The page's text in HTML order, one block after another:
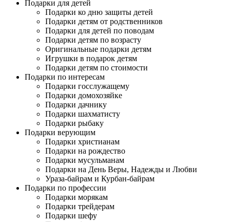
Подарки для детей
Подарки ко дню защиты детей
Подарки детям от родственников
Подарки для детей по поводам
Подарки детям по возрасту
Оригинальные подарки детям
Игрушки в подарок детям
Подарки детям по стоимости
Подарки по интересам
Подарки госслужащему
Подарки домохозяйке
Подарки дачнику
Подарки шахматисту
Подарки рыбаку
Подарки верующим
Подарки христианам
Подарки на рождество
Подарки мусульманам
Подарки на День Веры, Надежды и Любви
Ураза-байрам и Курбан-байрам
Подарки по профессии
Подарки морякам
Подарки трейдерам
Подарки шефу